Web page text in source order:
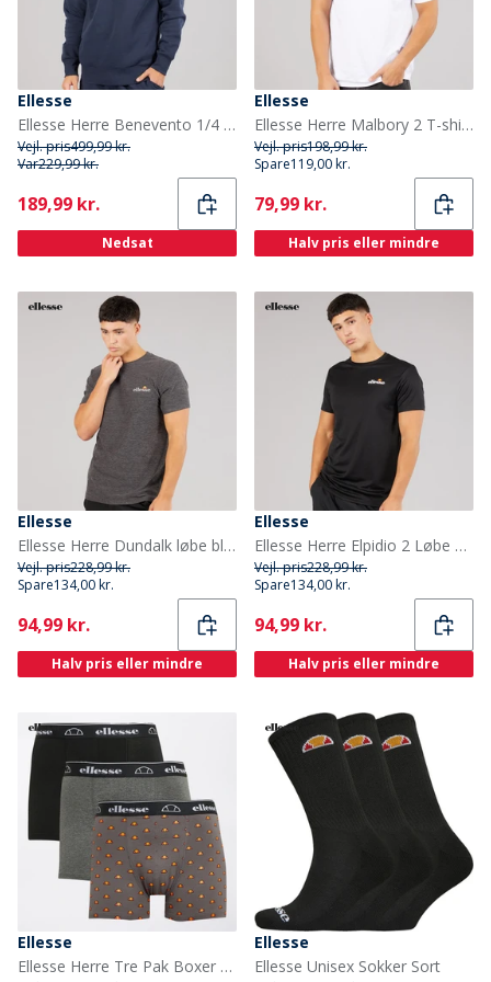
Ellesse
Ellesse Herre Benevento 1/4 Zip Sweatshirt Navy
Vejl. pris499,99 kr.
Var229,99 kr.
Current
189,99 kr.
Nedsat
Ellesse
Ellesse Herre Malbory 2 T-shirt med venstre brystprint Hvid
Vejl. pris198,99 kr.
Spare119,00 kr.
Current
79,99 kr.
Halv pris eller mindre
Ellesse
Ellesse Herre Dundalk løbe bluse Black Marl
Vejl. pris228,99 kr.
Spare134,00 kr.
Current
94,99 kr.
Halv pris eller mindre
Ellesse
Ellesse Herre Elpidio 2 Løbe T-shirt Sort
Vejl. pris228,99 kr.
Spare134,00 kr.
Current
94,99 kr.
Halv pris eller mindre
Ellesse
Ellesse Herre Tre Pak Boxer Shorts Sort / Koksgrå / Rød
Ellesse
Ellesse Unisex Sokker Sort